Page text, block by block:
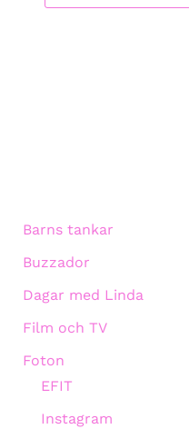
Barns tankar
Buzzador
Dagar med Linda
Film och TV
Foton
EFIT
Instagram